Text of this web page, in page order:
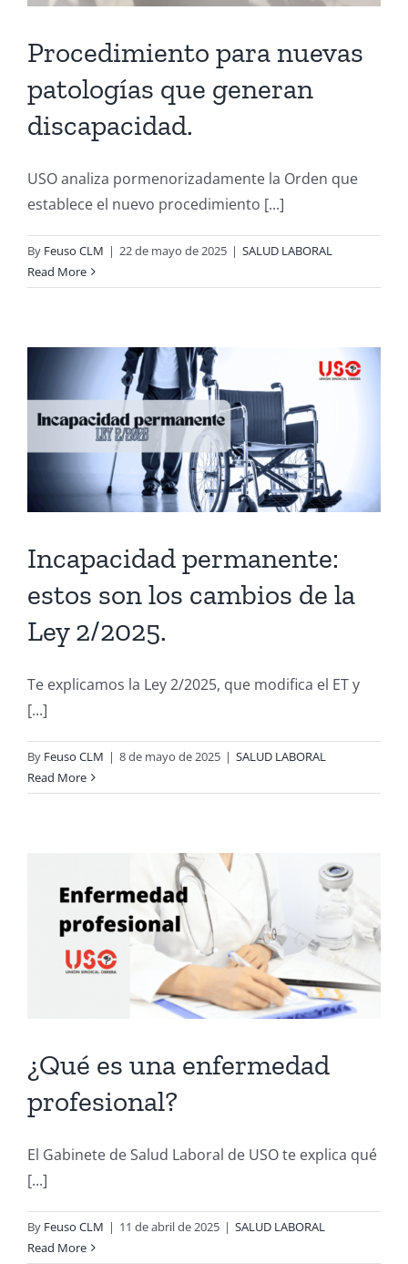
Procedimiento para nuevas
patologías que generan
discapacidad.
USO analiza pormenorizadamente la Orden que
establece el nuevo procedimiento [...]
By Feuso CLM | 22 de mayo de 2025 | SALUD LABORAL
Read More
Incapacidad permanente:
estos son los cambios de la
Ley 2/2025.
Te explicamos la Ley 2/2025, que modifica el ET y
[...]
By Feuso CLM | 8 de mayo de 2025 | SALUD LABORAL
Read More
¿Qué es una enfermedad
profesional?
El Gabinete de Salud Laboral de USO te explica qué
[...]
By Feuso CLM | 11 de abril de 2025 | SALUD LABORAL
Read More